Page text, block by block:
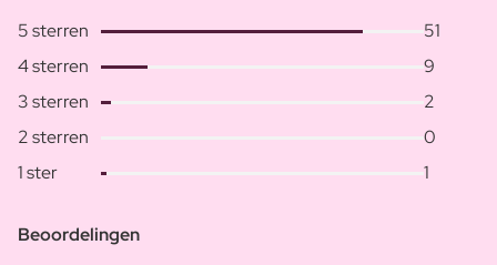
5 sterren
51
4 sterren
9
3 sterren
2
2 sterren
0
1 ster
1
Beoordelingen